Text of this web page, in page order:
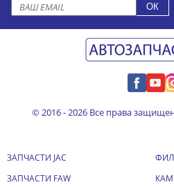
© 2016 - 2026 Все права
ЗАПЧАСТИ JAC
ЗАПЧАСТИ FAW